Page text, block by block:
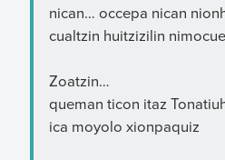
nican… occepa nican
cualtzin huitzizilin
Zoatzin…
queman ticon itaz
ica moyolo xionpaquiz